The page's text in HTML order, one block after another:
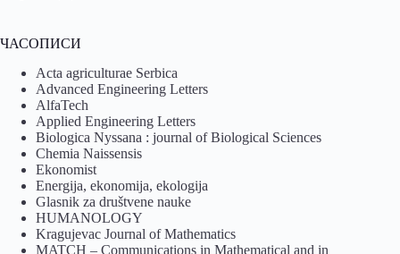
ЧАСОПИСИ
Acta agriculturae Serbica
Advanced Engineering Letters
AlfaTech
Applied Engineering Letters
Biologica Nyssana : journal of Biological Sciences
Chemia Naissensis
Ekonomist
Energija, ekonomija, ekologija
Glasnik za društvene nauke
HUMANOLOGY
Kragujevac Journal of Mathematics
MATCH – Communications in Mathematical and in